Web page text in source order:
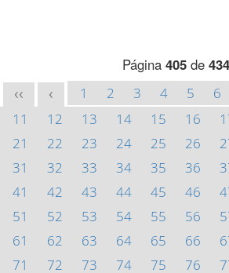
Página 405de 434
<< < 1 2 3 4 5 6
11
12 13 14 15 16
21
22 23 24 25 26
31
32 33 34 35 36
41
42 43 44 45 46
51
52 53 54 55 56
61
62 63 64 65 66
71
72 73 74 75 76